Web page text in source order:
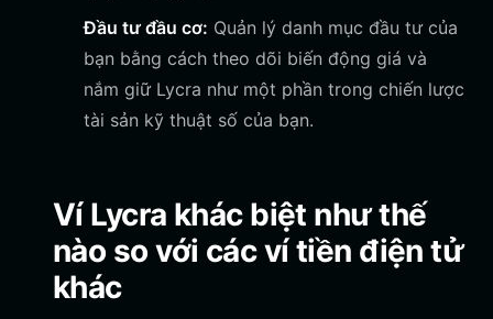
Đầu tư đầu cơ: Quản lý danh mục đầu tư của
bạn bằng cách theo dõi biến động giá và
nắm giữ Lycra như một phần trong chiến lược
tài sản kỹ thuật số của bạn.
Ví Lycra khác biệt như thế
nào so với các ví tiền điện tử
khác